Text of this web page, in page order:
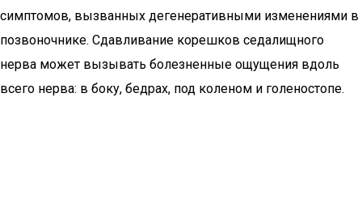
симптомов, вызванных дегенеративными изменениями в
позвоночнике. Сдавливание корешков седалищного
нерва может вызывать болезненные ощущения вдоль
всего нерва: в боку, бедрах, под коленом и голеностопе.